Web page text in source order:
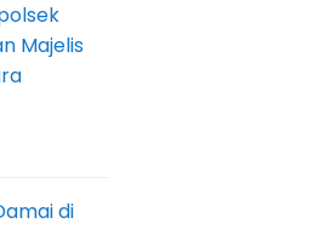
Majelis
di